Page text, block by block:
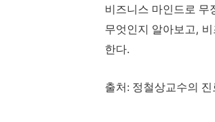
비즈니스 마인드로 무
무엇인지 알아보고,
한다.
출처 : 정철상교수의 진